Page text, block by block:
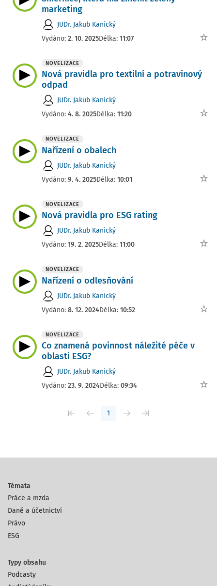
marketing
JUDr. Jakub Kanický
Vydáno: 2. 10. 2025Délka: 11:07
NOVELIZACE
Nová pravidla pro textilní a potravinový
odpad
JUDr. Jakub Kanický
Vydáno: 4. 8. 2025Délka: 11:20
NOVELIZACE
Nařízení o obalech
JUDr. Jakub Kanický
Vydáno: 9. 4. 2025Délka: 10:01
NOVELIZACE
Nová pravidla pro ESG rating
JUDr. Jakub Kanický
Vydáno: 19. 2. 2025Délka: 11:00
NOVELIZACE
Nařízení o odlesňování
JUDr. Jakub Kanický
Vydáno: 8. 12. 2024Délka: 10:52
NOVELIZACE
Co znamená povinnost náležité péče v
oblasti ESG?
JUDr. Jakub Kanický
Vydáno: 23. 9. 2024Délka: 09:34
1
Témata
Práce a mzda
Daně a účetnictví
Právo
ESG
Typy obsahu
Podcasty